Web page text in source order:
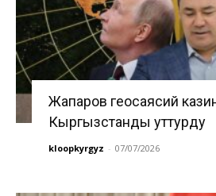
Жапаров геосаясий
Кыргызстанды уттурду
kloopkyrgyz - 07/07/2026